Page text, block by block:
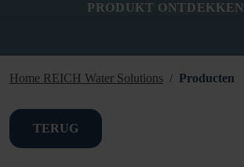
PRODUKT ONTDEKKEN
Home REICH Water Solutions Producten
TERUG